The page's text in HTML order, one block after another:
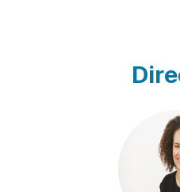
버튼을 눌렀던 첫 순간엔 명
그녀는 언제나 알고 있었을
데 자신의 생존이 달려있음
해 유령의 존재를 증명하려
이, 이 병을 앓는 자신이 실
는다. 나아가 카메라는 다른